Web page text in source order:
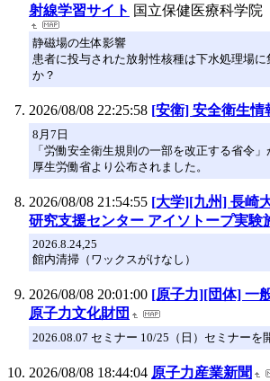
射線学習サイト 国立保健医療科学
静磁場の生体影響
患者に投与された放射性核種は下水処理場
か？
2026/08/08 22:25:58 [安衛] 安全衛生情
8月7日
「労働安全衛生規則の一部を改正する省令
厚生労働省より公布されました。
2026/08/08 21:54:55 [大学][九州] 長崎
研究支援センター アイソトープ実験
2026.8.24,25
館内清掃（ワックスがけなし）
2026/08/08 20:01:00 [原子力][団体] 一
原子力文化財団
2026.08.07 セミナー 10/25（日）セミナーを
2026/08/08 18:44:04 原子力産業新聞